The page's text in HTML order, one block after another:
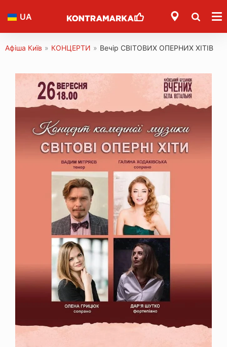
UA
Афіша Київ » КОНЦЕРТИ » Вечір СВІТОВИХ ОПЕРНИХ ХІТІВ